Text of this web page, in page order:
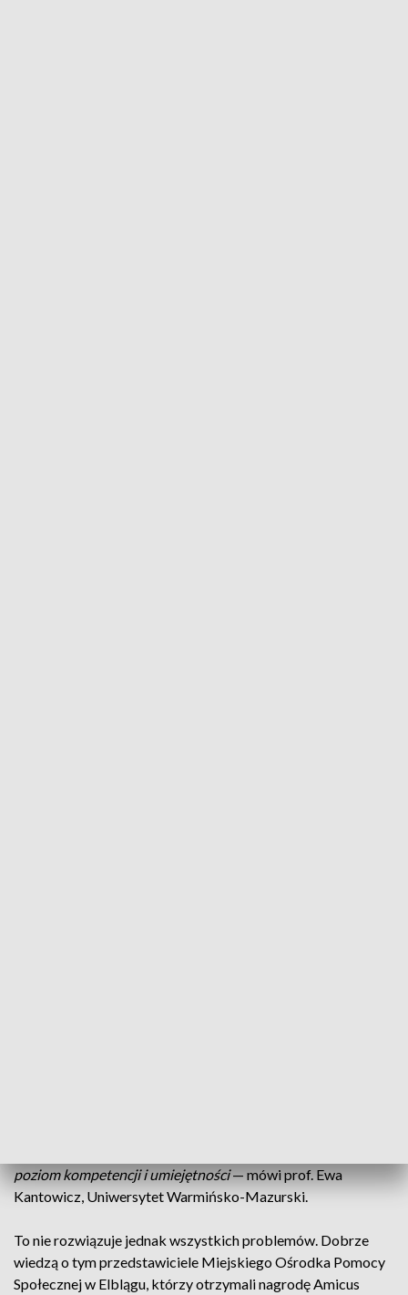
poziom kompetencji i umiejętności— mówi prof. Ewa
Kantowicz, Uniwersytet Warmińsko-Mazurski.
To nie rozwiązuje jednak wszystkich problemów. Dobrze
wiedzą o tym przedstawiciele Miejskiego Ośrodka Pomocy
Społecznej w Elblągu, którzy otrzymali nagrodę Amicus